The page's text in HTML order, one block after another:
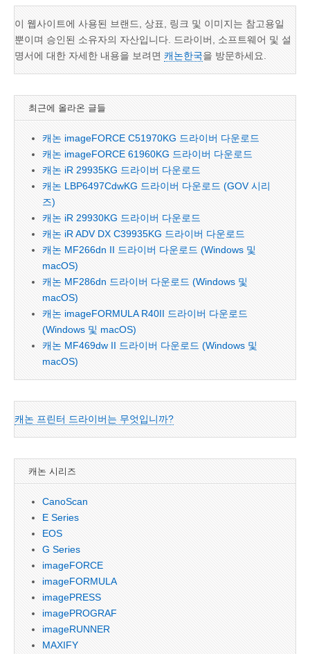
이 웹사이트에 사용된 브랜드, 상표, 링크 및 이미지는 참고용일
뿐이며 승인된 소유자의 자산입니다. 드라이버, 소프트웨어 및 설
명서에 대한 자세한 내용을 보려면 캐논한국을 방문하세요.
최근에 올라온 글들
캐논 imageFORCE C51970KG 드라이버 다운로드
캐논 imageFORCE 61960KG 드라이버 다운로드
캐논 iR 29935KG 드라이버 다운로드
캐논 LBP6497CdwKG 드라이버 다운로드 (GOV 시리
즈)
캐논 iR 29930KG 드라이버 다운로드
캐논 iR ADV DX C39935KG 드라이버 다운로드
캐논 MF266dn II 드라이버 다운로드 (Windows 및
macOS)
캐논 MF286dn 드라이버 다운로드 (Windows 및
macOS)
캐논 imageFORMULA R40II 드라이버 다운로드
(Windows 및 macOS)
캐논 MF469dw II 드라이버 다운로드 (Windows 및
macOS)
캐논 프린터 드라이버는 무엇입니까?
캐논 시리즈
CanoScan
E Series
EOS
G Series
imageFORCE
imageFORMULA
imagePRESS
imagePROGRAF
imageRUNNER
MAXIFY